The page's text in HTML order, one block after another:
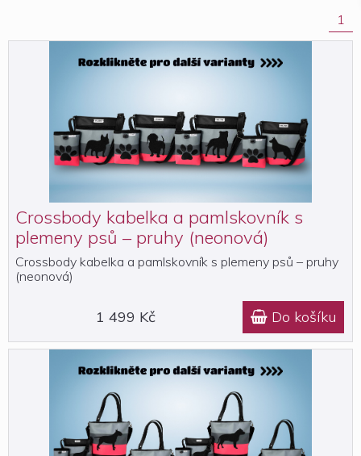
1
Crossbody kabelka a pamlskovník s
plemeny psů – pruhy (neonová)
Crossbody kabelka a pamlskovník s plemeny psů – pruhy
(neonová)
1 499 Kč  Do košíku